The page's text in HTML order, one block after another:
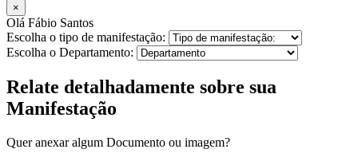
×
Olá Fábio Santos
Escolha o tipo de manifestação:
Escolha o Departamento:
Relate detalhadamente sobre sua
Manifestação
Quer anexar algum Documento ou imagem?